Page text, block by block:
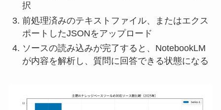
択
前処理済みのテキストファイル、またはエクス
ポートしたJSONをアップロード
ソースの読み込みが完了すると、NotebookLM
が内容を解析し、質問に回答できる状態になる